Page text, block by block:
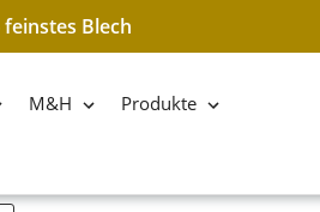
feinstes Blech
M&H
Produkte